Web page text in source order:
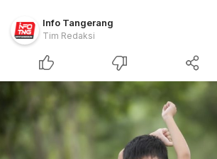
Info Tangerang
Tim Redaksi